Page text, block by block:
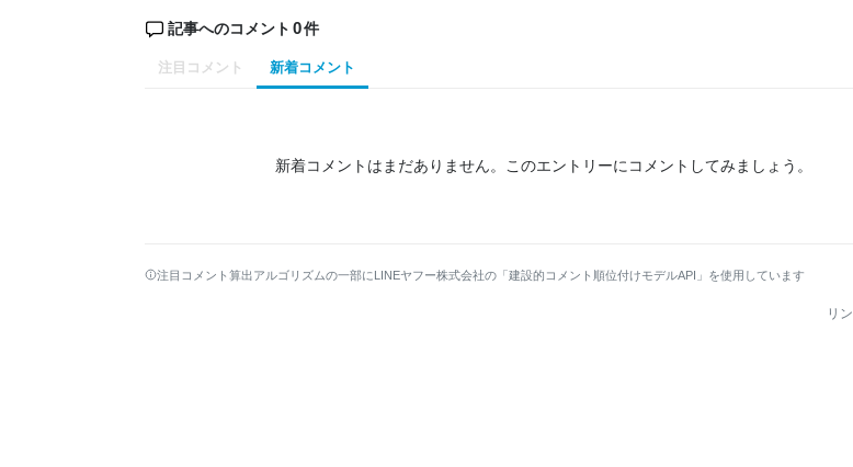
記事へのコメント 0件
注目コメント 新着コメント
新着コメントはまだありません。 このエントリーにコメントしてみましょう。
注目コメント算出アルゴリズムの一部にLINEヤフー株式会社の「建設的コメント順位付けモデルAPI」を使用しています
リ